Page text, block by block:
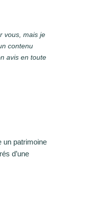
vous, mais je
contenu
avis en toute
un patrimoine
d’une